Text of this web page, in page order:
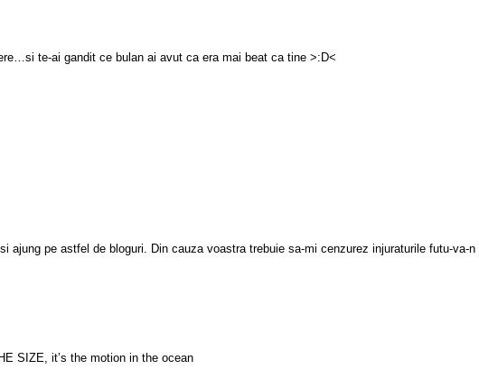
te-ai gandit ce bulan ai avut ca era mai beat ca tine >:D<
ajung pe astfel de bloguri. Din cauza voastra trebuie sa-mi cenzurez injuraturile futu-va-
SIZE, it’s the motion in the ocean